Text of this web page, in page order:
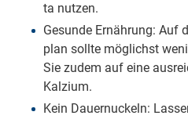
ta nut­zen.
Ge­sun­de Er­näh­rung: Auf
plan soll­te mög­lichst
Sie zu­dem auf ei­ne
Kal­zi­um.
Kein Dau­er­nuck­eln: